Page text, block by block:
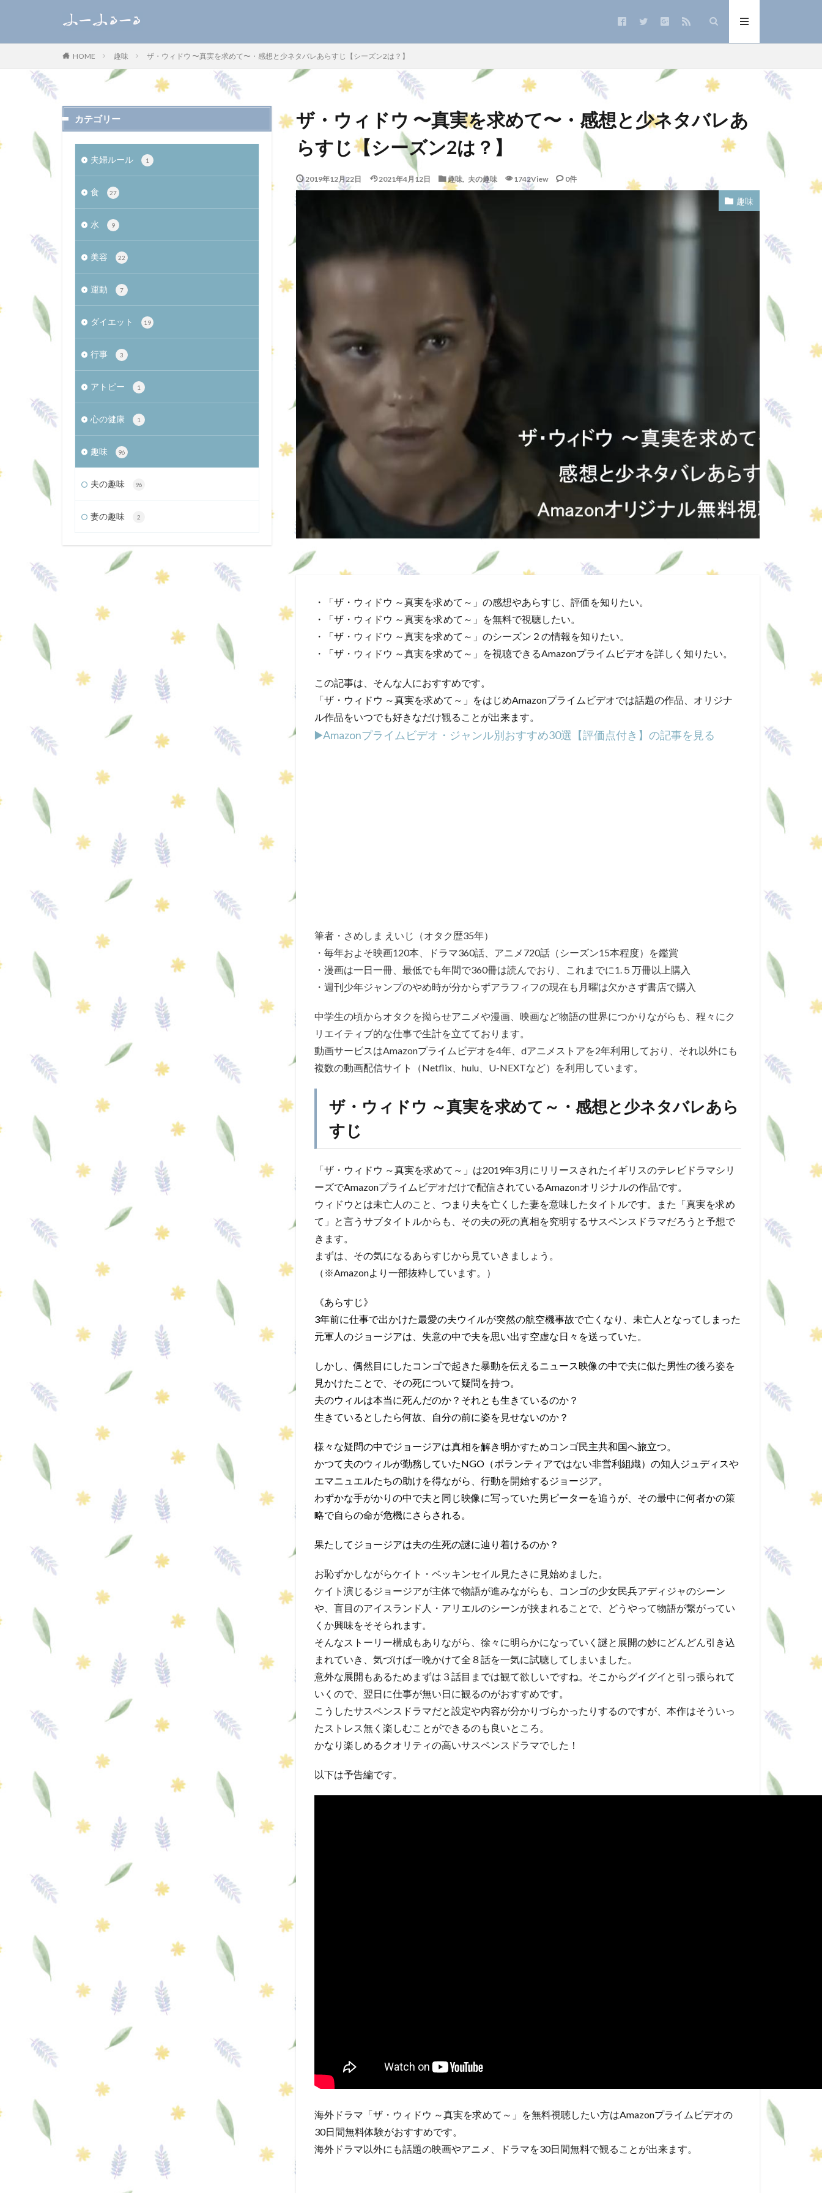
HOME 趣味 ザ・ウィドウ 〜真実を求めて〜・感想と少ネタバレあらすじ【シーズン2は？】
ザ・ウィドウ 〜真実を求めて〜・感想と少ネタバレあ
らすじ【シーズン2は？】
2019年12月22日 2021年4月12日 趣味, 夫の趣味 1742View 0件
趣味
・「ザ・ウィドウ ～真実を求めて～」の感想やあらすじ、評価を知りたい。
・「ザ・ウィドウ ～真実を求めて～」を無料で視聴したい。
・「ザ・ウィドウ ～真実を求めて～」のシーズン２の情報を知りたい。
・「ザ・ウィドウ ～真実を求めて～」を視聴できるAmazonプライムビデオを詳しく知りたい。
この記事は、そんな人におすすめです。
「ザ・ウィドウ ～真実を求めて～」をはじめAmazonプライムビデオでは話題の作品、オリジナ
ル作品をいつでも好きなだけ観ることが出来ます。
▶️Amazonプライムビデオ・ジャンル別おすすめ30選【評価点付き】の記事を見る
筆者・さめしま えいじ（オタク歴35年）
・毎年およそ映画120本、ドラマ360話、アニメ720話（シーズン15本程度）を鑑賞
・漫画は一日一冊、最低でも年間で360冊は読んでおり、これまでに1.５万冊以上購入
・週刊少年ジャンプのやめ時が分からずアラフィフの現在も月曜は欠かさず書店で購入
中学生の頃からオタクを拗らせアニメや漫画、映画など物語の世界につかりながらも、程々にク
リエイティブ的な仕事で生計を立てております。
動画サービスはAmazonプライムビデオを4年、dアニメストアを2年利用しており、それ以外にも
複数の動画配信サイト（Netflix、hulu、U-NEXTなど）を利用しています。
ザ・ウィドウ ～真実を求めて～・感想と少ネタバレあら
すじ
「ザ・ウィドウ ～真実を求めて～」は2019年3月にリリースされたイギリスのテレビドラマシリ
ーズでAmazonプライムビデオだけで配信されているAmazonオリジナルの作品です。
ウィドウとは未亡人のこと、つまり夫を亡くした妻を意味したタイトルです。また「真実を求め
て」と言うサブタイトルからも、その夫の死の真相を究明するサスペンスドラマだろうと予想で
きます。
まずは、その気になるあらすじから見ていきましょう。
（※Amazonより一部抜粋しています。）
《あらすじ》
3年前に仕事で出かけた最愛の夫ウイルが突然の航空機事故で亡くなり、未亡人となってしまった
元軍人のジョージアは、失意の中で夫を思い出す空虚な日々を送っていた。
しかし、偶然目にしたコンゴで起きた暴動を伝えるニュース映像の中で夫に似た男性の後ろ姿を
見かけたことで、その死について疑問を持つ。
夫のウィルは本当に死んだのか？それとも生きているのか？
生きているとしたら何故、自分の前に姿を見せないのか？
様々な疑問の中でジョージアは真相を解き明かすためコンゴ民主共和国へ旅立つ。
かつて夫のウィルが勤務していたNGO（ボランティアではない非営利組織）の知人ジュディスや
エマニュエルたちの助けを得ながら、行動を開始するジョージア。
わずかな手がかりの中で夫と同じ映像に写っていた男ピーターを追うが、その最中に何者かの策
略で自らの命が危機にさらされる。
果たしてジョージアは夫の生死の謎に辿り着けるのか？
お恥ずかしながらケイト・ベッキンセイル見たさに見始めました。
ケイト演じるジョージアが主体で物語が進みながらも、コンゴの少女民兵アディジャのシーン
や、盲目のアイスランド人・アリエルのシーンが挟まれることで、どうやって物語が繋がってい
くか興味をそそられます。
そんなストーリー構成もありながら、徐々に明らかになっていく謎と展開の妙にどんどん引き込
まれていき、気づけば一晩かけて全８話を一気に試聴してしまいました。
意外な展開もあるためまずは３話目までは観て欲しいですね。そこからグイグイと引っ張られて
いくので、翌日に仕事が無い日に観るのがおすすめです。
こうしたサスペンスドラマだと設定や内容が分かりづらかったりするのですが、本作はそういっ
たストレス無く楽しむことができるのも良いところ。
かなり楽しめるクオリティの高いサスペンスドラマでした！
以下は予告編です。
海外ドラマ「ザ・ウィドウ ～真実を求めて～」を無料視聴したい方はAmazonプライムビデオの
30日間無料体験がおすすめです。
海外ドラマ以外にも話題の映画やアニメ、ドラマを30日間無料で観ることが出来ます。
カテゴリー
夫婦ルール 1
食 27
水 9
美容 22
運動 7
ダイエット 19
行事 3
アトピー 1
心の健康 1
趣味 96
夫の趣味 96
妻の趣味 2
カテゴリー
検索